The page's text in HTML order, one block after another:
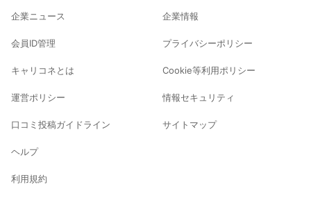
企業ニュース
会員ID管理
キャリコネとは
運営ポリシー
口コミ投稿ガイドライン
ヘルプ
利用規約
企業情報
プライバシーポリシー
Cookie等利用ポリシー
情報セキュリティ
サイトマップ